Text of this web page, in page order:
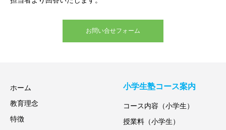
お問い合せフォーム
ホーム
教育理念
特徴
小学生塾コース案内
コース内容（小学生）
授業料（小学生）